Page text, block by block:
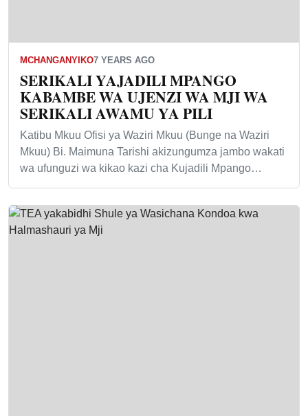
MCHANGANYIKO7 YEARS AGO
SERIKALI YAJADILI MPANGO
KABAMBE WA UJENZI WA MJI WA
SERIKALI AWAMU YA PILI
Katibu Mkuu Ofisi ya Waziri Mkuu (Bunge na Waziri
Mkuu) Bi. Maimuna Tarishi akizungumza jambo wakati
wa ufunguzi wa kikao kazi cha Kujadili Mpango…